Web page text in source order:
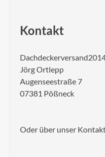
Kontakt
Jörg Ortlepp
Augenseestraße 7
07381 Pößneck
Oder über unser